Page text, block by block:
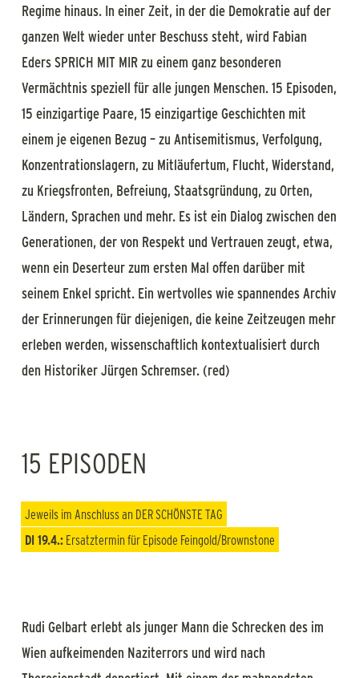
Regime hinaus. In einer Zeit, in der die Demokratie auf der
ganzen Welt wieder unter Beschuss steht, wird Fabian
Eders SPRICH MIT MIR zu einem ganz besonderen
Vermächtnis speziell für alle jungen Menschen. 15 Episoden,
15 einzigartige Paare, 15 einzigartige Geschichten mit
einem je eigenen Bezug – zu Antisemitismus, Verfolgung,
Konzentrationslagern, zu Mitläufertum, Flucht, Widerstand,
zu Kriegsfronten, Befreiung, Staatsgründung, zu Orten,
Ländern, Sprachen und mehr. Es ist ein Dialog zwischen den
Generationen, der von Respekt und Vertrauen zeugt, etwa,
wenn ein Deserteur zum ersten Mal offen darüber mit
seinem Enkel spricht. Ein wertvolles wie spannendes Archiv
der Erinnerungen für diejenigen, die keine Zeitzeugen mehr
erleben werden, wissenschaftlich kontextualisiert durch
den Historiker Jürgen Schremser. (red)
15 EPISODEN
Jeweils im Anschluss anDER SCHÖNSTE TAG
DI 19.4.:Ersatztermin für Episode Feingold/Brownstone
Rudi Gelbart erlebt als junger Mann die Schrecken des im
Wien aufkeimenden Naziterrors und wird nach